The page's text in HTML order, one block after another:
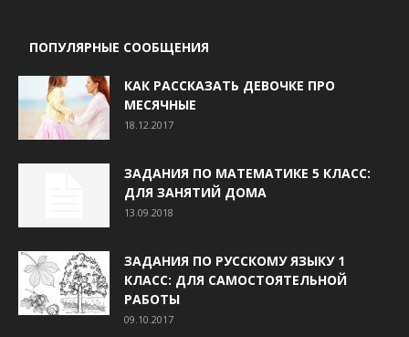
ПОПУЛЯРНЫЕ СООБЩЕНИЯ
КАК РАССКАЗАТЬ ДЕВОЧКЕ ПРО
МЕСЯЧНЫЕ
18.12.2017
ЗАДАНИЯ ПО МАТЕМАТИКЕ 5 КЛАСС:
ДЛЯ ЗАНЯТИЙ ДОМА
13.09.2018
ЗАДАНИЯ ПО РУССКОМУ ЯЗЫКУ 1
КЛАСС: ДЛЯ САМОСТОЯТЕЛЬНОЙ
РАБОТЫ
09.10.2017